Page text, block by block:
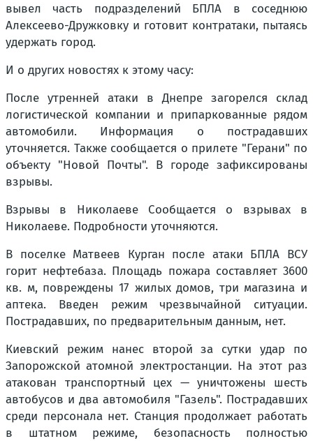
вывел часть подразделений БПЛА в соседнюю
Алексеево-Дружковку и готовит контратаки, пытаясь
удержать город.
И о других новостях к этому часу:
После утренней атаки в Днепре загорелся склад
логистической компании и припаркованные рядом
автомобили. Информация о пострадавших
уточняется. Также сообщается о прилете "Герани" по
объекту "Новой Почты". В городе зафиксированы
взрывы.
Взрывы в Николаеве Сообщается о взрывах в
Николаеве. Подробности уточняются.
В поселке Матвеев Курган после атаки БПЛА ВСУ
горит нефтебаза. Площадь пожара составляет 3600
кв. м, повреждены 17 жилых домов, три магазина и
аптека. Введен режим чрезвычайной ситуации.
Пострадавших, по предварительным данным, нет.
Киевский режим нанес второй за сутки удар по
Запорожской атомной электростанции. На этот раз
атакован транспортный цех — уничтожены шесть
автобусов и два автомобиля "Газель". Пострадавших
среди персонала нет. Станция продолжает работать
в штатном режиме, безопасность полностью